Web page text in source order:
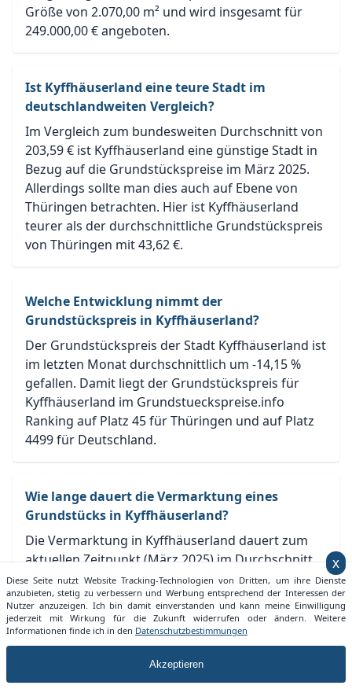
Größe von 2.070,00 m² und wird insgesamt für
249.000,00 € angeboten.
Ist Kyffhäuserland eine teure Stadt im
deutschlandweiten Vergleich?
Im Vergleich zum bundesweiten Durchschnitt von
203,59 € ist Kyffhäuserland eine günstige Stadt in
Bezug auf die Grundstückspreise im März 2025.
Allerdings sollte man dies auch auf Ebene von
Thüringen betrachten. Hier ist Kyffhäuserland
teurer als der durchschnittliche Grundstückspreis
von Thüringen mit 43,62 €.
Welche Entwicklung nimmt der
Grundstückspreis in Kyffhäuserland?
Der Grundstückspreis der Stadt Kyffhäuserland ist
im letzten Monat durchschnittlich um -14,15 %
gefallen. Damit liegt der Grundstückspreis für
Kyffhäuserland im Grundstueckspreise.info
Ranking auf Platz 45 für Thüringen und auf Platz
4499 für Deutschland.
Wie lange dauert die Vermarktung eines
Grundstücks in Kyffhäuserland?
Die Vermarktung in Kyffhäuserland dauert zum
aktuellen Zeitpunkt (März 2025) im Durchschnitt
5,01 Monate. Je nach Lage und Größe kann eine
Vermarktung auch zügiger vonstatten gehen.
x
Diese Seite nutzt Website Tracking-Technologien von Dritten, um ihre Dienste
anzubieten, stetig zu verbessern und Werbung entsprechend der Interessen der
Nutzer anzuzeigen. Ich bin damit einverstanden und kann meine Einwilligung
jederzeit mit Wirkung für die Zukunft widerrufen oder ändern. Weitere
Informationen finde ich in den Datenschutzbestimmungen
Akzeptieren